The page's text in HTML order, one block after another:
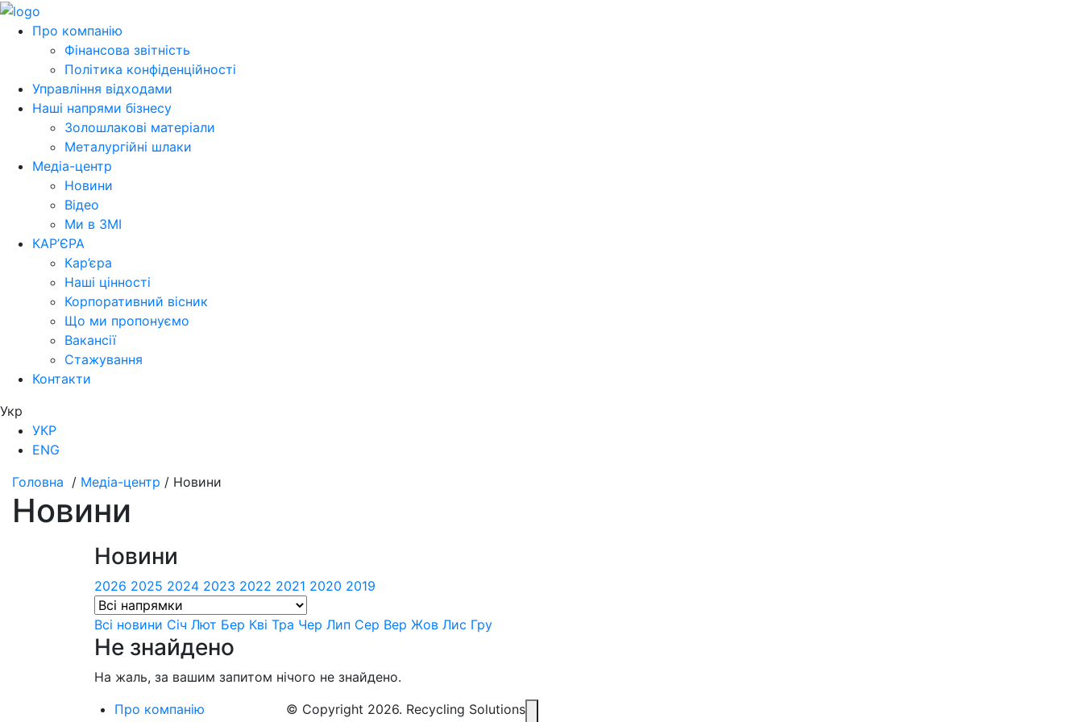
Про компанію
Фінансова звітність
Політика конфіденційності
Управління відходами
Наші напрями бізнесу
Золошлакові матеріали
Металургійні шлаки
Медіа-центр
Новини
Відео
Ми в ЗМІ
КАР’ЄРА
Кар’єра
Наші цінності
Корпоративний вісник
Що ми пропонуємо
Вакансії
Стажування
Контакти
Укр
УКР
ENG
Головна / Медіа-центр / Новини
Новини
Новини
2026 2025 2024 2023 2022 2021 2020 2019
Всі новини Сiч Лют Бер Квi Тра Чер Лип Сер Вер Жов Лис Гру
Не знайдено
На жаль, за вашим запитом нічого не знайдено.
Про компанію
© Copyright 2026. Recycling Solutions